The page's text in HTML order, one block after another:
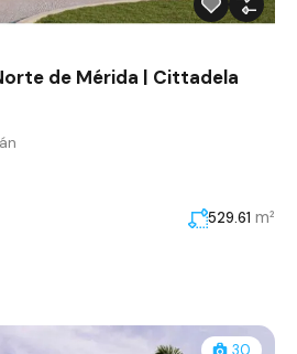
de Mérida | Cittadela
529.61 m²
30